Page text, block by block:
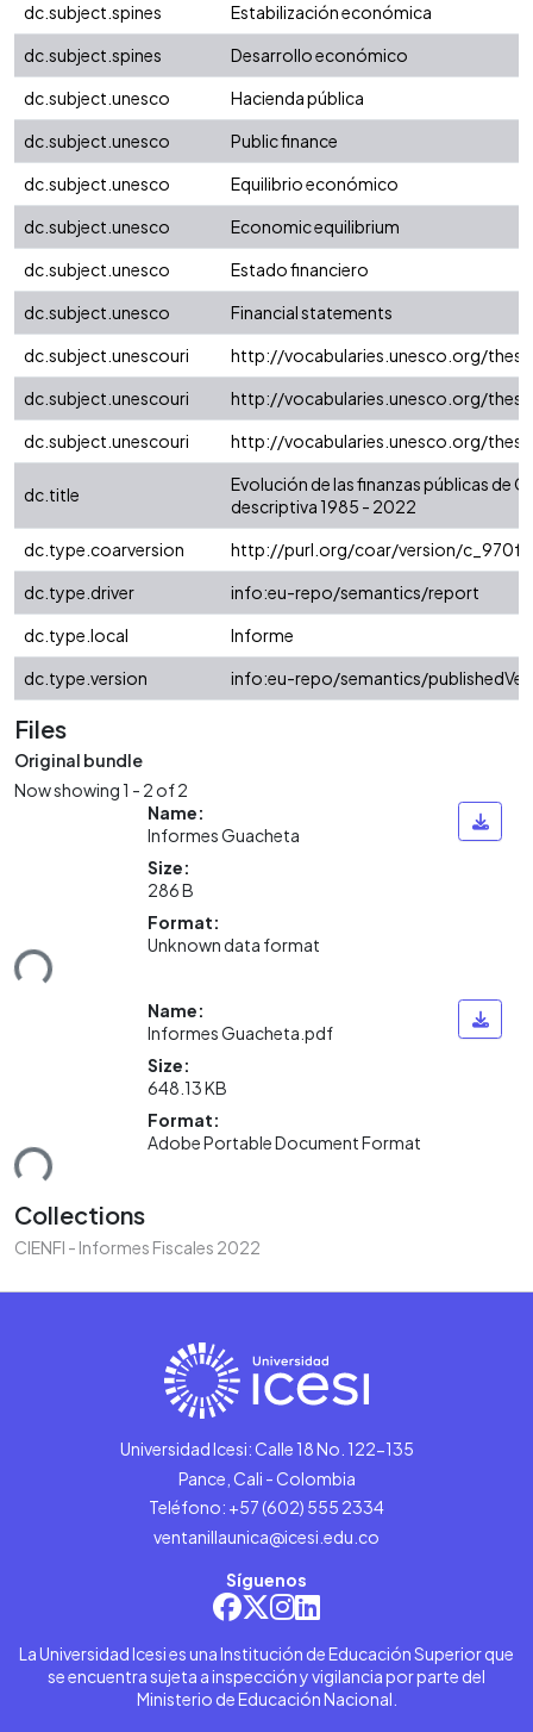
dc.subject.spines
Estabilización económica
dc.subject.spines
Desarrollo económico
dc.subject.unesco
Hacienda pública
dc.subject.unesco
Public finance
dc.subject.unesco
Equilibrio económico
dc.subject.unesco
Economic equilibrium
dc.subject.unesco
Estado financiero
dc.subject.unesco
Financial statements
dc.subject.unescouri
http://vocabularies.unesco.org/
dc.subject.unescouri
http://vocabularies.unesco.org/
dc.subject.unescouri
http://vocabularies.unesco.org/
dc.title
Evolución de las finanzas públicas de
descriptiva 1985 - 2022
dc.type.coarversion
http://purl.org/coar/version/
dc.type.driver
info:eu-repo/semantics/report
dc.type.local
Informe
dc.type.version
info:eu-repo/semantics/
Files
Original bundle
Now showing1 - 2 of 2
Name:
Informes Guacheta
Size:
286 B
Format:
Unknown data format
Name:
Informes Guacheta.pdf
Size:
648.13 KB
Format:
Adobe Portable Document Format
Collections
CIENFI - Informes Fiscales 2022
Universidad Icesi: Calle 18 No. 122-135
Pance, Cali - Colombia
Teléfono: +57 (602) 555 2334
ventanillaunica@icesi.edu.co
Síguenos
La Universidad Icesi es una Institución de Educación Superior que
se encuentra sujeta a inspección y vigilancia por parte del
Ministerio de Educación Nacional.